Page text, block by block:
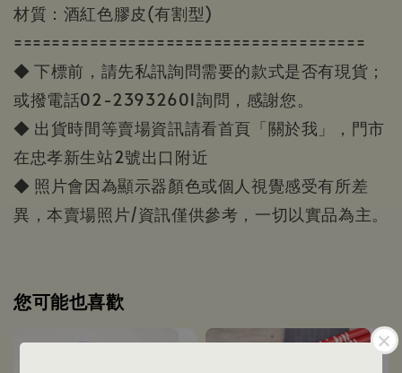
材質：酒紅色膠皮(有割型)
=====================================
◆ 下標前，請先私訊詢問需要的款式是否有現貨；
或撥電話02-23932601詢問，感謝您。
◆ 出貨時間等賣場資訊請看首頁「關於我」，門市
在忠孝新生站2號出口附近
◆ 照片會因為顯示器顏色或個人視覺感受有所差
異，本賣場照片/資訊僅供參考，一切以實品為主。
您可能也喜歡